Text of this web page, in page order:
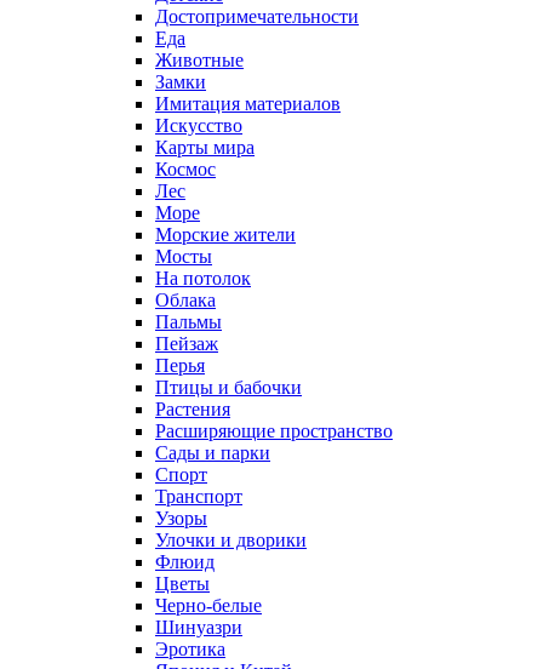
Достопримечательности
Еда
Животные
Замки
Имитация материалов
Искусство
Карты мира
Космос
Лес
Море
Морские жители
Мосты
На потолок
Облака
Пальмы
Пейзаж
Перья
Птицы и бабочки
Растения
Расширяющие пространство
Сады и парки
Спорт
Транспорт
Узоры
Улочки и дворики
Флюид
Цветы
Черно-белые
Шинуазри
Эротика